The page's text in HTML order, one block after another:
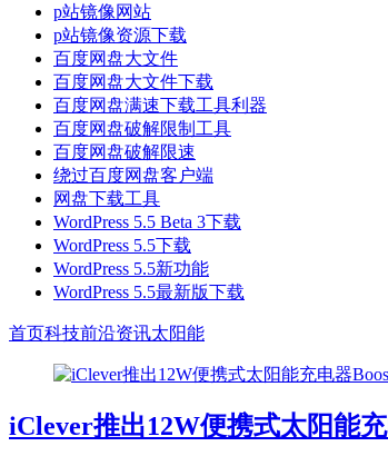
p站镜像网站
p站镜像资源下载
百度网盘大文件
百度网盘大文件下载
百度网盘满速下载工具利器
百度网盘破解限制工具
百度网盘破解限速
绕过百度网盘客户端
网盘下载工具
WordPress 5.5 Beta 3下载
WordPress 5.5下载
WordPress 5.5新功能
WordPress 5.5最新版下载
首页科技前沿资讯太阳能
iClever推出12W便携式太阳能